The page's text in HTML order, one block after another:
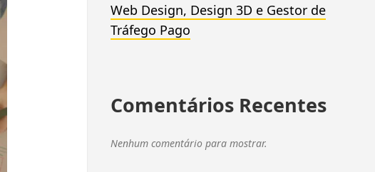
Web Design, Design 3D e Gestor de
Tráfego Pago
Comentários Recentes
Nenhum comentário para mostrar.